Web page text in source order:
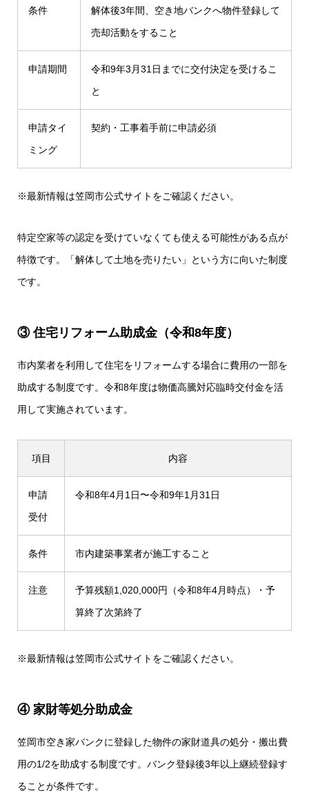
条件
解体後3年間、空き地バンクへ物件登録して
売却活動をすること
申請期間
令和9年3月31日までに交付決定を受けるこ
と
申請タイ
ミング
契約・工事着手前に申請必須
※最新情報は笠岡市公式サイト をご確認ください。
特定空家等の認定を受けていなくても使える可能性がある点が
特徴です。「解体して土地を売りたい」という方に向いた制度
です。
③ 住宅リフォーム助成金（令和8年度）
市内業者を利用して住宅をリフォームする場合に費用の一部を
助成する制度です。令和8年度は物価高騰対応臨時交付金を活
用して実施されています。
項目 内容
申請
受付
令和8年4月1日〜令和9年1月31日
条件 市内建築事業者が施工すること
注意
予算残額1,020,000円（令和8年4月時点）・予
算終了次第終了
※最新情報は笠岡市公式サイト をご確認ください。
④ 家財等処分助成金
笠岡市空き家バンクに登録した物件の家財道具の処分・搬出費
用の1/2を助成する制度です。バンク登録後3年以上継続登録す
ることが条件です。